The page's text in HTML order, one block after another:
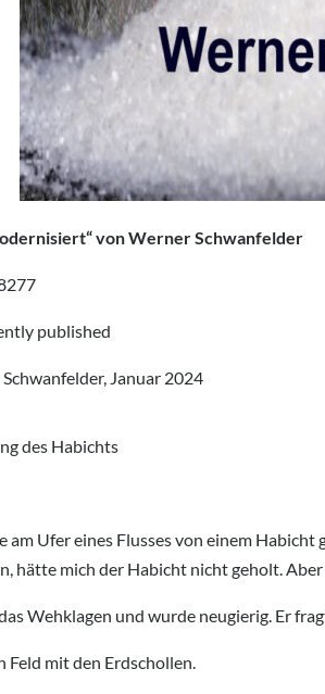
von Werner Schwanfelder
published
Januar 2024
des Habichts
am Ufer eines Flusses von einem
hätte mich der Habicht nicht geholt.
Wehklagen und wurde neugierig. Er
Feld mit den Erdschollen.